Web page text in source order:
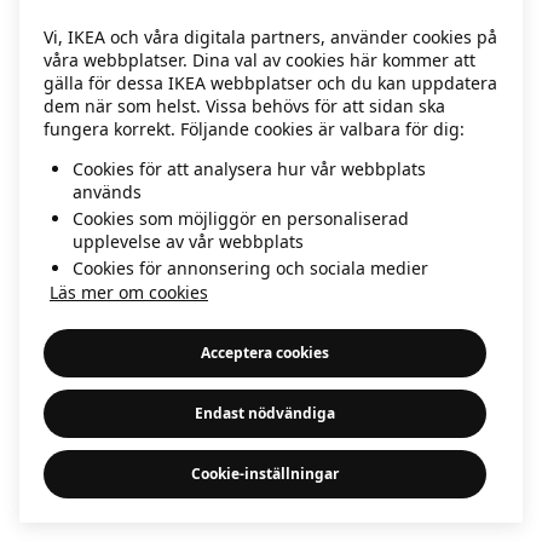
information)
Vi, IKEA och våra digitala partners, använder cookies på
våra webbplatser. Dina val av cookies här kommer att
gälla för dessa IKEA webbplatser och du kan uppdatera
dem när som helst. Vissa behövs för att sidan ska
fungera korrekt. Följande cookies är valbara för dig:
Cookies för att analysera hur vår webbplats
används
Cookies som möjliggör en personaliserad
upplevelse av vår webbplats
Cookies för annonsering och sociala medier
Läs mer om cookies
Acceptera cookies
Endast nödvändiga
Cookie-inställningar